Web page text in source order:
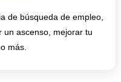
de búsqueda de empleo,
un ascenso, mejorar tu
más.